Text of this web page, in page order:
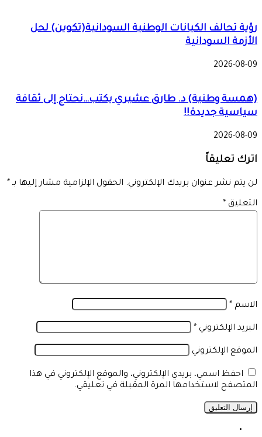
رؤية تحالف الكيانات الوطنية السودانية(تكوين) لحل
الأزمة السودانية
2026-08-09
(همسة وطنية) د. طارق عشيري يكتب…نحتاج إلى ثقافة
سياسية جديدة!!
2026-08-09
اترك تعليقاً
لن يتم نشر عنوان بريدك الإلكتروني. الحقول الإلزامية مشار إليها بـ *
التعليق *
الاسم *
البريد الإلكتروني *
الموقع الإلكتروني
احفظ اسمي، بريدي الإلكتروني، والموقع الإلكتروني في هذا
المتصفح لاستخدامها المرة المقبلة في تعليقي.